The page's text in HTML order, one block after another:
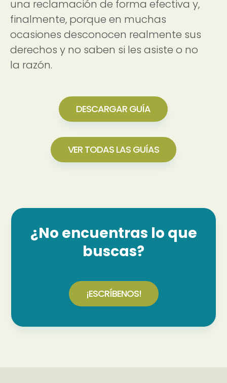
una reclamación de forma efectiva y,
finalmente, porque en muchas
ocasiones desconocen realmente sus
derechos y no saben si les asiste o no
la razón.
DESCARGAR GUÍA
VER TODAS LAS GUÍAS
¿No encuentras lo que
buscas?
¡ESCRÍBENOS!